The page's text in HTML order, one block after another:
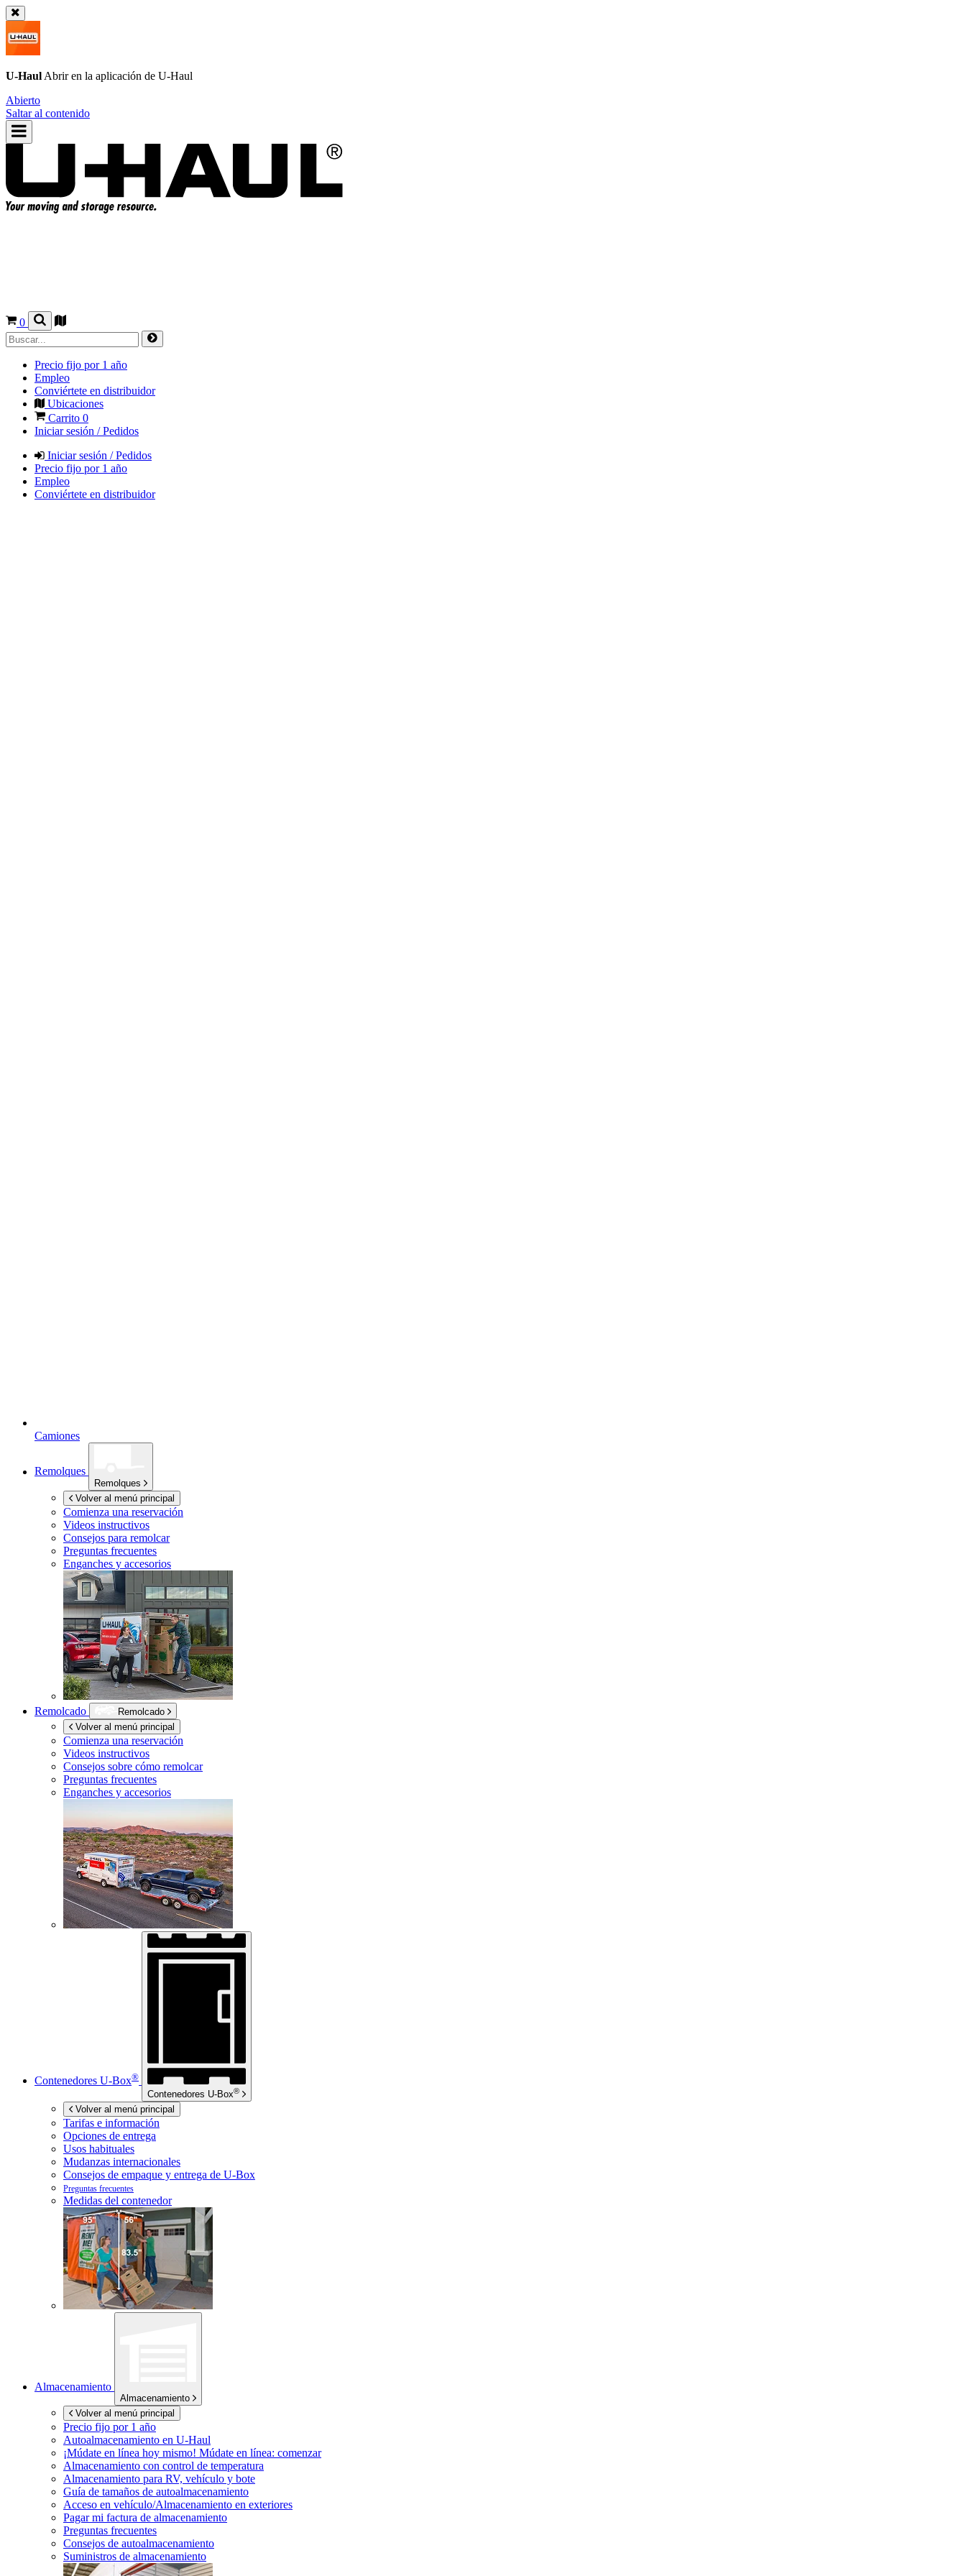
U-Haul Abrir en la aplicación de U-Haul
Abierto
Saltar al contenido
0
Precio fijo por 1 año
Empleo
Conviértete en distribuidor
Ubicaciones
Carrito 0
Iniciar sesión / Pedidos
Iniciar sesión / Pedidos
Precio fijo por 1 año
Empleo
Conviértete en distribuidor
Camiones
Remolques
Remolques
Volver al menú principal
Comienza una reservación
Videos instructivos
Consejos para remolcar
Preguntas frecuentes
Enganches y accesorios
Remolcado
Remolcado
Volver al menú principal
Comienza una reservación
Videos instructivos
Consejos sobre cómo remolcar
Preguntas frecuentes
Enganches y accesorios
Contenedores U-Box®
Contenedores U-Box®
Volver al menú principal
Tarifas e información
Opciones de entrega
Usos habituales
Mudanzas internacionales
Consejos de empaque y entrega de U-Box
Preguntas frecuentes
Medidas del contenedor
Almacenamiento
Almacenamiento
Volver al menú principal
Precio fijo por 1 año
Autoalmacenamiento en U-Haul
¡Múdate en línea hoy mismo! Múdate en línea: comenzar
Almacenamiento con control de temperatura
Almacenamiento para RV, vehículo y bote
Guía de tamaños de autoalmacenamiento
Acceso en vehículo/Almacenamiento en exteriores
Pagar mi factura de almacenamiento
Preguntas frecuentes
Consejos de autoalmacenamiento
Suministros de almacenamiento